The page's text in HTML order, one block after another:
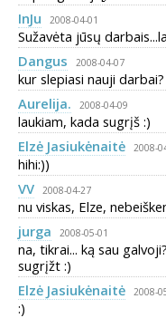
InJu
2008-04-01
Sužavėta jūsų
Dangus
2008-04-07
kur slepiasi nauji darbai?
Aurelija.
2008-04-09
laukiam, kada sugrįš :)
Elzė Jasiukėnaitė
2008-
hihi:))
VV
2008-04-27
nu viskas, Elze,
jurga
2008-05-01
na, tikrai... ką sau
sugrįžt :)
Elzė Jasiukėnaitė
2008-
:)